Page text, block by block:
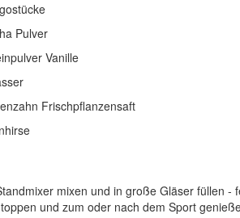
Pulver
Vanille
Frischpflanzensaft
mixen und in große Gläser füllen
und zum oder nach dem Sport